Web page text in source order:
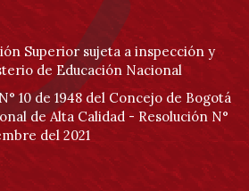
Superior sujeta a inspección y
de Educación Nacional
10 de 1948 del Concejo de Bogotá
de Alta Calidad - Resolución N°
del 2021